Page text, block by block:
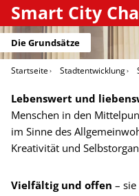
Smart City
Die Grundsätze
Startseite Stadtentwicklung
Lebenswert und
Menschen in den
im Sinne des
Kreativität und
Vielfältig und offen –